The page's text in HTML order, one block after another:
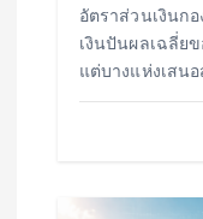
อัตราส่วนเงินก
เงินปันผลเฉลี่ย
แต่บางแห่งเสน